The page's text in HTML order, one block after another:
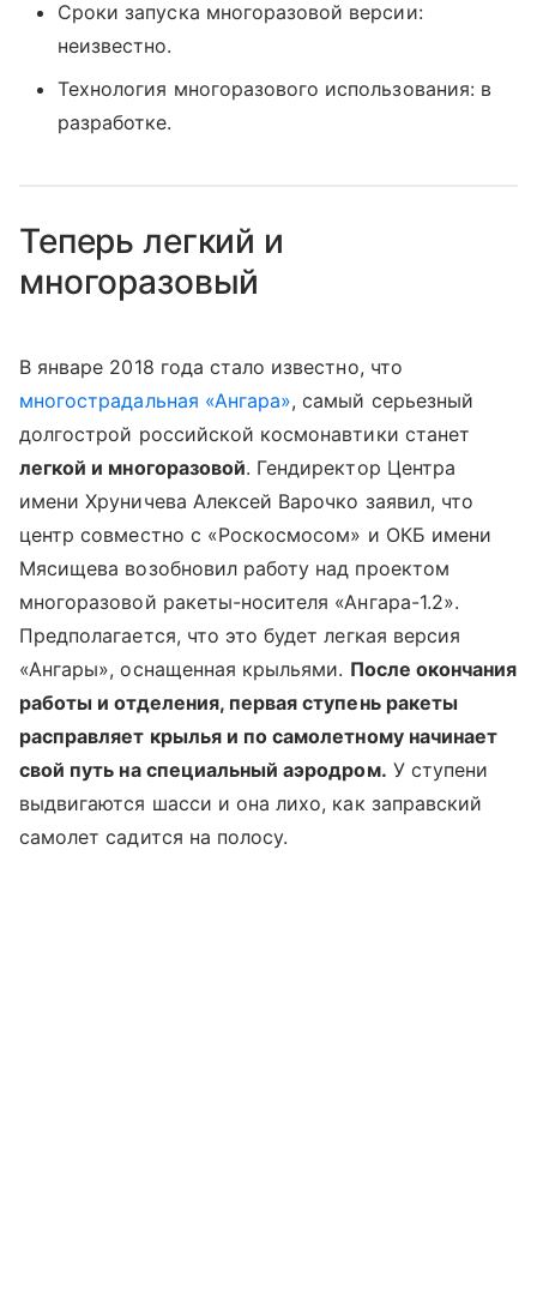
Сроки запуска многоразовой версии:
неизвестно.
Технология многоразового использования: в
разработке.
Теперь легкий и
многоразовый
В январе 2018 года стало известно, что
многострадальная «Ангара», самый серьезный
долгострой российской космонавтики станет
легкой и многоразовой. Гендиректор Центра
имени Хруничева Алексей Варочко заявил, что
центр совместно с «Роскосмосом» и ОКБ имени
Мясищева возобновил работу над проектом
многоразовой ракеты-носителя «Ангара-1.2».
Предполагается, что это будет легкая версия
«Ангары», оснащенная крыльями. После окончания
работы и отделения, первая ступень ракеты
расправляет крылья и по самолетному начинает
свой путь на специальный аэродром. У ступени
выдвигаются шасси и она лихо, как заправский
самолет садится на полосу.